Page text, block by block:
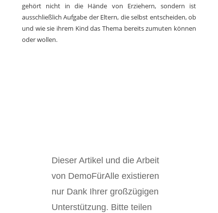
gehört nicht in die Hände von Erziehern, sondern ist
ausschließlich Aufgabe der Eltern, die selbst entscheiden, ob
und wie sie ihrem Kind das Thema bereits zumuten können
oder wollen.
Dieser Artikel und die Arbeit
von DemoFürAlle existieren
nur Dank Ihrer großzügigen
Unterstützung. Bitte teilen